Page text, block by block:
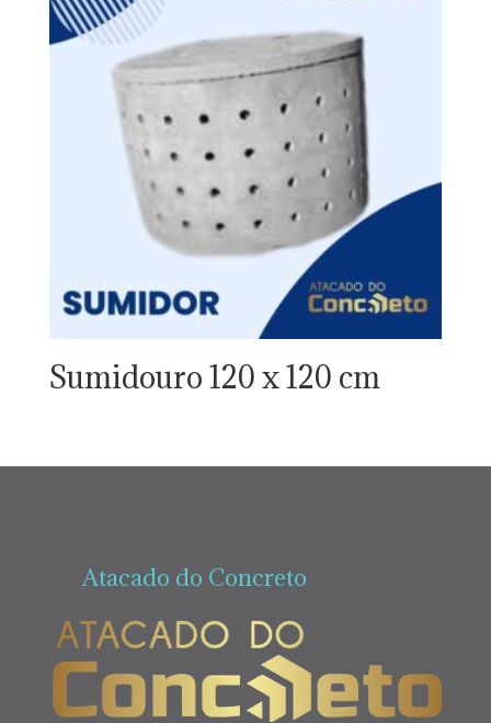
Sumidouro 120 x 120 cm
Atacado do Concreto